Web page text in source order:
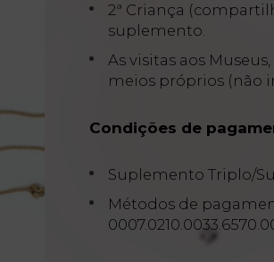
Virtual
2ª Criança
suplemento.
As visitas aos
meios próprios (não
Condições de
Suplemento Triplo/
Métodos de